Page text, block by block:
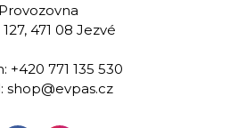
Provozovna
471 08 Jezvé
+420 771 135 530
shop@evpas.cz